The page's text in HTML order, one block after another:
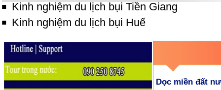
Kinh nghiệm du lịch bụi Tiền Giang
Kinh nghiệm du lịch bụi Huế
Dọc miền đất